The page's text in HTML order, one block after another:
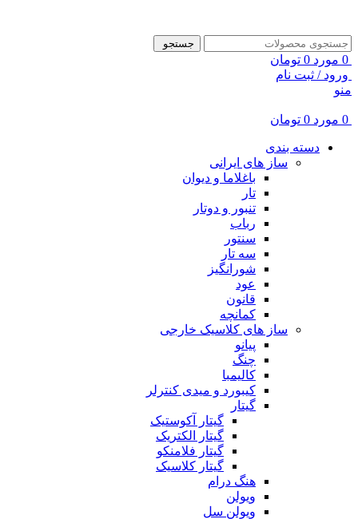
جستجو
0 مورد 0 تومان
ورود / ثبت نام
منو
0 مورد 0 تومان
دسته بندی
ساز های ایرانی
باغلاما و دیوان
تار
تنبور و دوتار
رباب
سنتور
سه تار
شورانگیز
عود
قانون
کمانچه
ساز های کلاسیک خارجی
پیانو
چنگ
کالیمبا
کیبورد و میدی کنترلر
گیتار
گیتار آکوستیک
گیتار الکتریک
گیتار فلامنکو
گیتار کلاسیک
هنگ درام
ویولن
ویولن سل